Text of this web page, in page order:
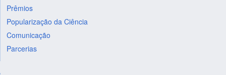
Prêmios
Popularização da Ciência
Comunicação
Parcerias